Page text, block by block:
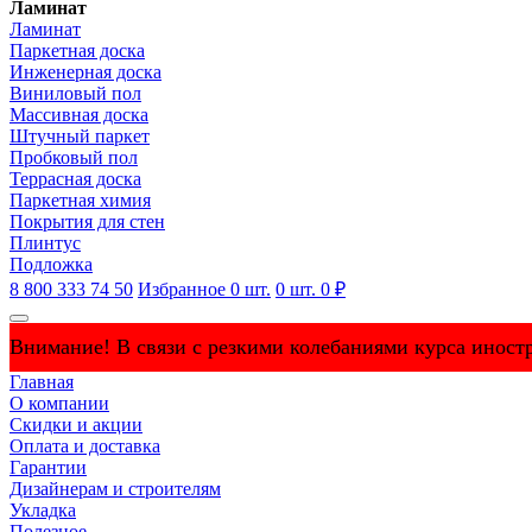
Ламинат
Ламинат
Паркетная доска
Инженерная доска
Виниловый пол
Массивная доска
Штучный паркет
Пробковый пол
Террасная доска
Паркетная химия
Покрытия для стен
Плинтус
Подложка
8 800 333 74 50 Избранное 0 шт. 0 шт. 0 ₽
Внимание! В связи с резкими колебаниями курса
Главная
О компании
Скидки и акции
Оплата и доставка
Гарантии
Дизайнерам и строителям
Укладка